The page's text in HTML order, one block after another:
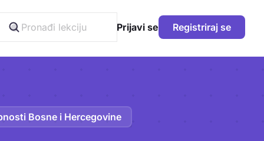
Prijavi se Registriraj se
Bosne i Hercegovine